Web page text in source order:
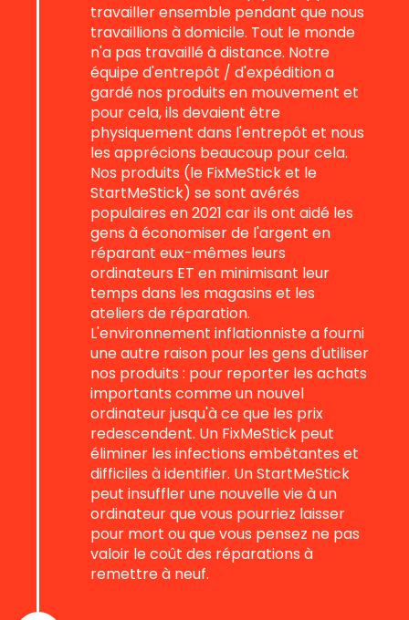
travailler ensemble pendant que nous
travaillions à domicile. Tout le monde
n'a pas travaillé à distance. Notre
équipe d'entrepôt / d'expédition a
gardé nos produits en mouvement et
pour cela, ils devaient être
physiquement dans l'entrepôt et nous
les apprécions beaucoup pour cela.
Nos produits (le FixMeStick et le
StartMeStick) se sont avérés
populaires en 2021 car ils ont aidé les
gens à économiser de l'argent en
réparant eux-mêmes leurs
ordinateurs ET en minimisant leur
temps dans les magasins et les
ateliers de réparation.
L'environnement inflationniste a fourni
une autre raison pour les gens d'utiliser
nos produits : pour reporter les achats
importants comme un nouvel
ordinateur jusqu'à ce que les prix
redescendent. Un FixMeStick peut
éliminer les infections embêtantes et
difficiles à identifier. Un StartMeStick
peut insuffler une nouvelle vie à un
ordinateur que vous pourriez laisser
pour mort ou que vous pensez ne pas
valoir le coût des réparations à
remettre à neuf.